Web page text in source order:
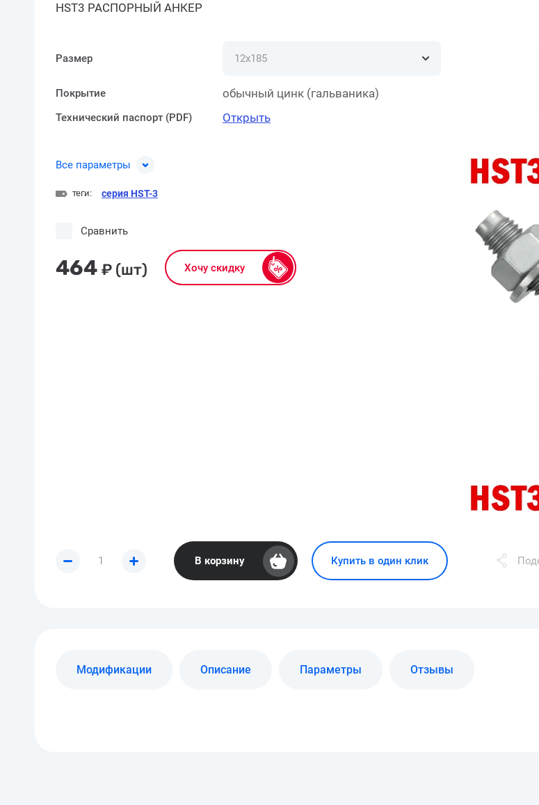
HST3 РАСПОРНЫЙ АНКЕР
Размер
Покрытие обычный цинк (гальваника)
Технический паспорт (PDF) Открыть
Все параметры
теги: серия HST-3
464 ₽ (шт) Хочу скидку
Сравнить
В корзину Купить в один клик
Модификации Описание Параметры Отзывы